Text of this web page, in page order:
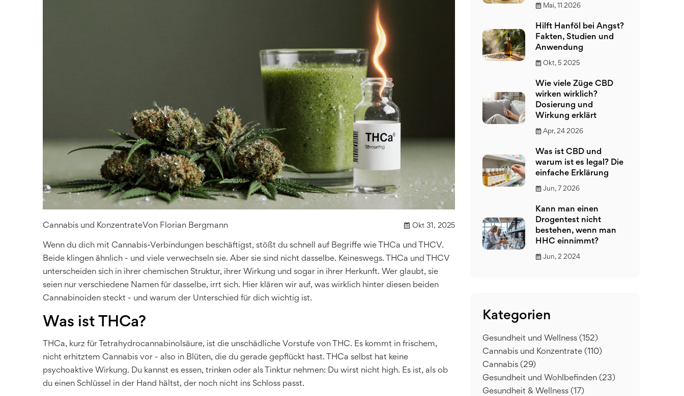
Cannabis und KonzentrateVon Florian Bergmann Okt 31, 2025
Wenn du dich mit Cannabis-Verbindungen beschäftigst, stößt du schnell auf Begriffe wie THCa und THCV.
Beide klingen ähnlich - und viele verwechseln sie. Aber sie sind nicht dasselbe. Keineswegs. THCa und THCV
unterscheiden sich in ihrer chemischen Struktur, ihrer Wirkung und sogar in ihrer Herkunft. Wer glaubt, sie
seien nur verschiedene Namen für dasselbe, irrt sich. Hier klären wir auf, was wirklich hinter diesen beiden
Cannabinoiden steckt - und warum der Unterschied für dich wichtig ist.
Was ist THCa?
THCa, kurz für Tetrahydrocannabinolsäure, ist die unschädliche Vorstufe von THC. Es kommt in frischem,
nicht erhitztem Cannabis vor - also in Blüten, die du gerade gepflückt hast. THCa selbst hat keine
psychoaktive Wirkung. Du kannst es essen, trinken oder als Tinktur nehmen: Du wirst nicht high. Es ist, als ob
du einen Schlüssel in der Hand hältst, der noch nicht ins Schloss passt.
Mai, 11 2026
Hilft Hanföl bei Angst?
Fakten, Studien und
Anwendung
Okt, 5 2025
Wie viele Züge CBD
wirken wirklich?
Dosierung und
Wirkung erklärt
Apr, 24 2026
Was ist CBD und
warum ist es legal? Die
einfache Erklärung
Jun, 7 2026
Kann man einen
Drogentest nicht
bestehen, wenn man
HHC einnimmt?
Jun, 2 2024
Kategorien
Gesundheit und Wellness (152)
Cannabis und Konzentrate (110)
Cannabis (29)
Gesundheit und Wohlbefinden (23)
Gesundheit & Wellness (17)